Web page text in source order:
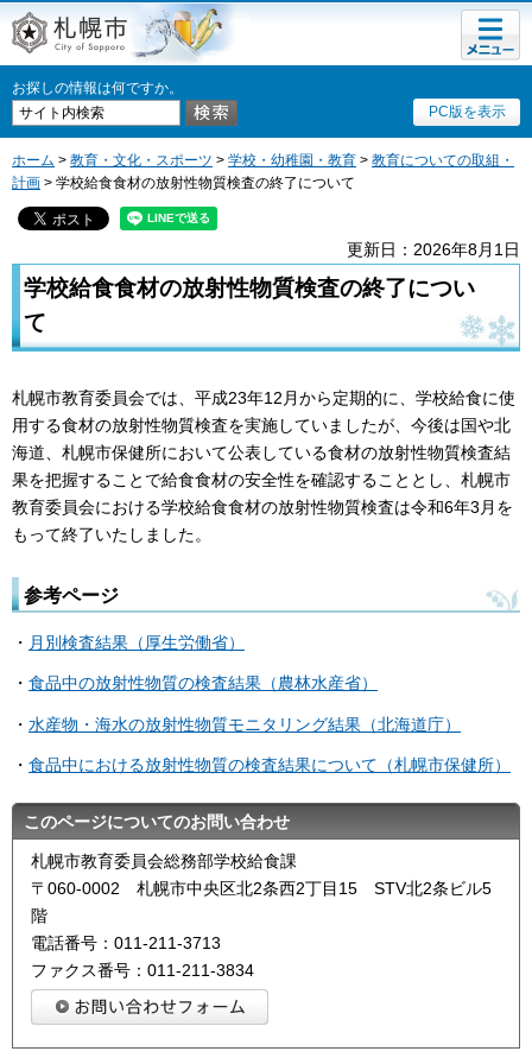
札幌市
お探しの情報は何ですか。
PC版を表示
メニュ
ー
ホーム > 教育・文化・スポーツ > 学校・幼稚園・教育 > 教育についての取組・
計画 > 学校給食食材の放射性物質検査の終了について
更新日：2026年8月1日
学校給食食材の放射性物質検査の終了につい
て
札幌市教育委員会では、平成23年12月から定期的に、学校給食に使
用する食材の放射性物質検査を実施していましたが、今後は国や北
海道、札幌市保健所において公表している食材の放射性物質検査結
果を把握することで給食食材の安全性を確認することとし、札幌市
教育委員会における学校給食食材の放射性物質検査は令和6年3月を
もって終了いたしました。
参考ページ
・ 月別検査結果（厚生労働省）
・ 食品中の放射性物質の検査結果（農林水産省）
・ 水産物・海水の放射性物質モニタリング結果（北海道庁）
・ 食品中における放射性物質の検査結果について（札幌市保健所）
このページについてのお問い合わせ
札幌市教育委員会総務部学校給食課
〒060-0002 札幌市中央区北2条西2丁目15 STV北2条ビル5
階
電話番号：011-211-3713
ファクス番号：011-211-3834